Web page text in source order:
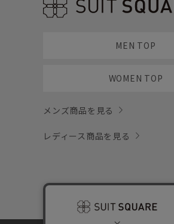
MEN TOP
WOMEN TOP
メンズ商品を見る
レディース商品を見る